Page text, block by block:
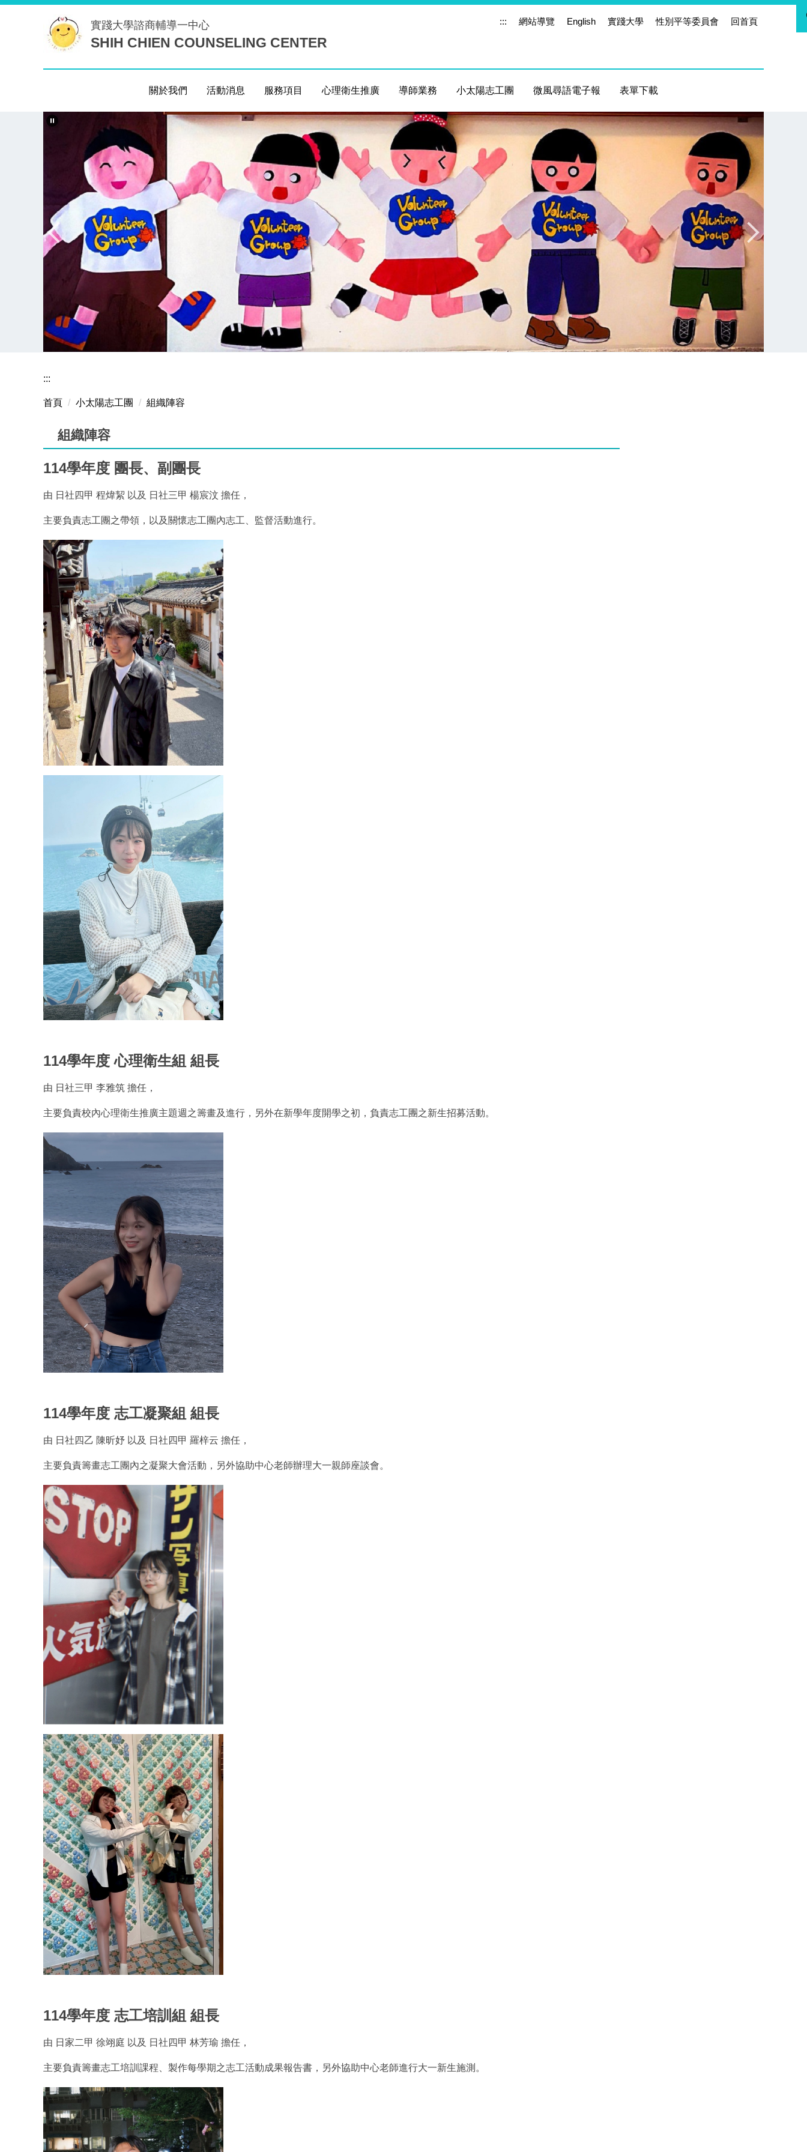
實踐大學諮商輔導一中心
SHIH CHIEN COUNSELING CENTER
::: 網站導覽 English 實踐大學 性別平等委員會 回首頁
關於我們 活動消息 服務項目 心理衛生推廣 導師業務 小太陽志工團 微風尋語電子報 表單下載
:::
首頁 小太陽志工團 組織陣容
組織陣容
114學年度 團長、副團長
由 日社四甲 程煒絜 以及 日社三甲 楊宸汶 擔任，
主要負責志工團之帶領，以及關懷志工團內志工、監督活動進行。
114學年度 心理衛生組 組長
由 日社三甲 李雅筑 擔任，
主要負責校內心理衛生推廣主題週之籌畫及進行，另外在新學年度開學之初，負責志工團之新生招募活動。
114學年度 志工凝聚組 組長
由 日社四乙 陳昕妤 以及 日社四甲 羅梓云 擔任，
主要負責籌畫志工團內之凝聚大會活動，另外協助中心老師辦理大一親師座談會。
114學年度 志工培訓組 組長
由 日家二甲 徐翊庭 以及 日社四甲 林芳瑜 擔任，
主要負責籌畫志工培訓課程、製作每學期之志工活動成果報告書，另外協助中心老師進行大一新生施測。